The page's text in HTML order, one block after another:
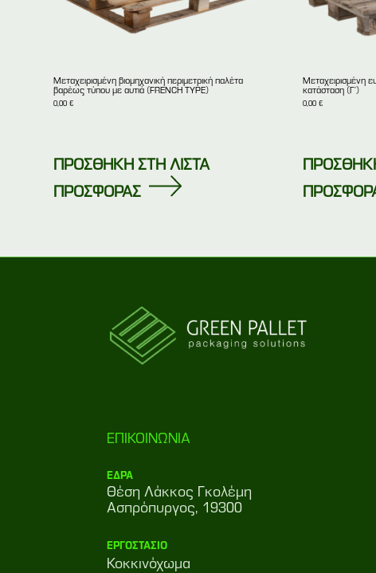
Μεταχειρισμένη βιομηχανική περιμετρική παλέτα
βαρέως τύπου με αυτιά (FRENCH TYPE)
0,00€
ΠΡΟΣΘΗΚΗ ΣΤΗ ΛΙΣΤΑ
ΠΡΟΣΦΟΡΑΣ
Μεταχειρισμένη
κατάσταση (Γ’)
0,00 €
ΕΠΙΚΟΙΝΩΝΙΑ
ΕΔΡΑ
Θέση Λάκκος Γκολέμη
Ασπρόπυργος, 19300
ΕΡΓΟΣΤΑΣΙΟ
Κοκκινόχωμα